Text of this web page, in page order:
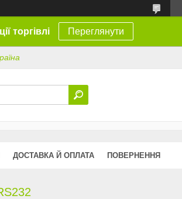
торгівлі Переглянути
ДОСТАВКА Й ОПЛАТА ПОВЕРНЕННЯ